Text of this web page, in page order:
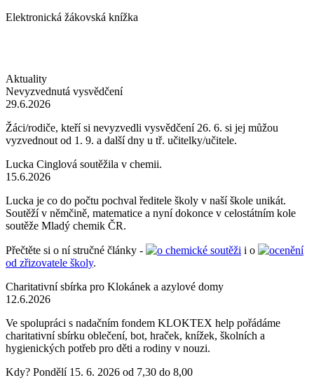
Elektronická žákovská knížka
Aktuality
Nevyzvednutá vysvědčení
29.6.2026
Žáci/rodiče, kteří si nevyzvedli vysvědčení 26. 6. si jej můžou
vyzvednout od 1. 9. a další dny u tř. učitelky/učitele.
Lucka Cinglová soutěžila v chemii.
15.6.2026
Lucka je co do počtu pochval ředitele školy v naší škole unikát.
Soutěží v němčině, matematice a nyní dokonce v celostátním kole
soutěže Mladý chemik ČR.
Přečtěte si o ní stručné články - o chemické soutěži i o
ocenění
od zřizovatele školy.
Charitativní sbírka pro Klokánek a azylové domy
12.6.2026
Ve spolupráci s nadačním fondem KLOKTEX help pořádáme
charitativní sbírku oblečení, bot, hraček, knížek, školních a
hygienických potřeb pro děti a rodiny v nouzi.
Kdy? Pondělí 15. 6. 2026 od 7,30 do 8,00